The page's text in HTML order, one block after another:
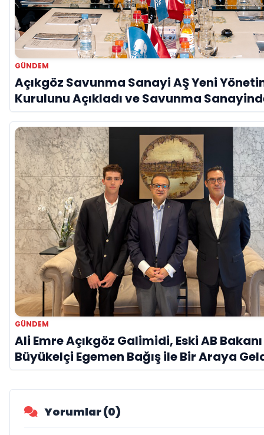
GÜNDEM
Açıkgöz Savunma Sanayi AŞ Yeni
Kurulunu Açıkladı ve Savunma
Küresel Vizyon Vurgusu
GÜNDEM
Ali Emre Açıkgöz Galimidi, Eski AB
Büyükelçi Egemen Bağış ile Bir Araya
Yorumlar (0)